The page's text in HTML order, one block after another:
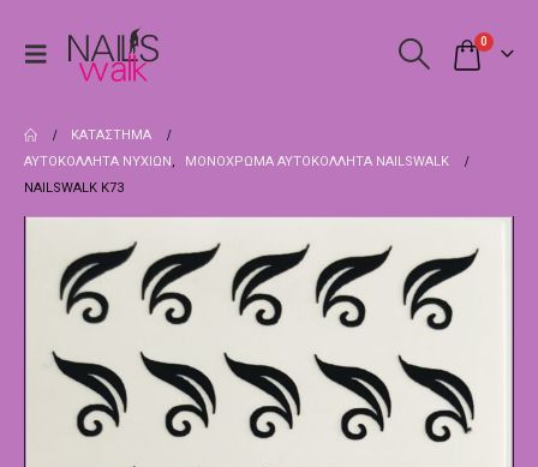
0
ΚΑΤΆΣΤΗΜΑ
ΑΥΤΟΚΌΛΛΗΤΑ ΝΥΧΙΏΝ,
ΜΟΝΌΧΡΩΜΑ ΑΥΤΟΚΌΛΛΗΤΑ NAILSWALK
NAILSWALK Κ73